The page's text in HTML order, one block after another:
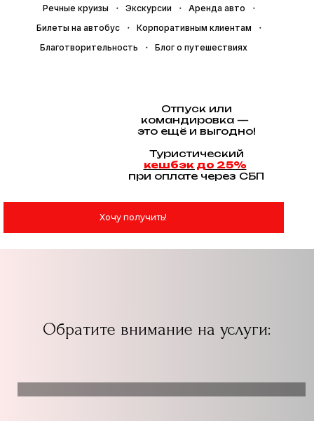
Речные круизы
Экскурсии
Аренда авто
Билеты на автобус
Корпоративным клиентам
Благотворительность
Блог о путешествиях
Хочу получить!
Отпуск или
командировка —
это ещё и выгодно!
Туристический
кешбэк до 25%
при оплате через СБП
Обратите внимание на услуги: